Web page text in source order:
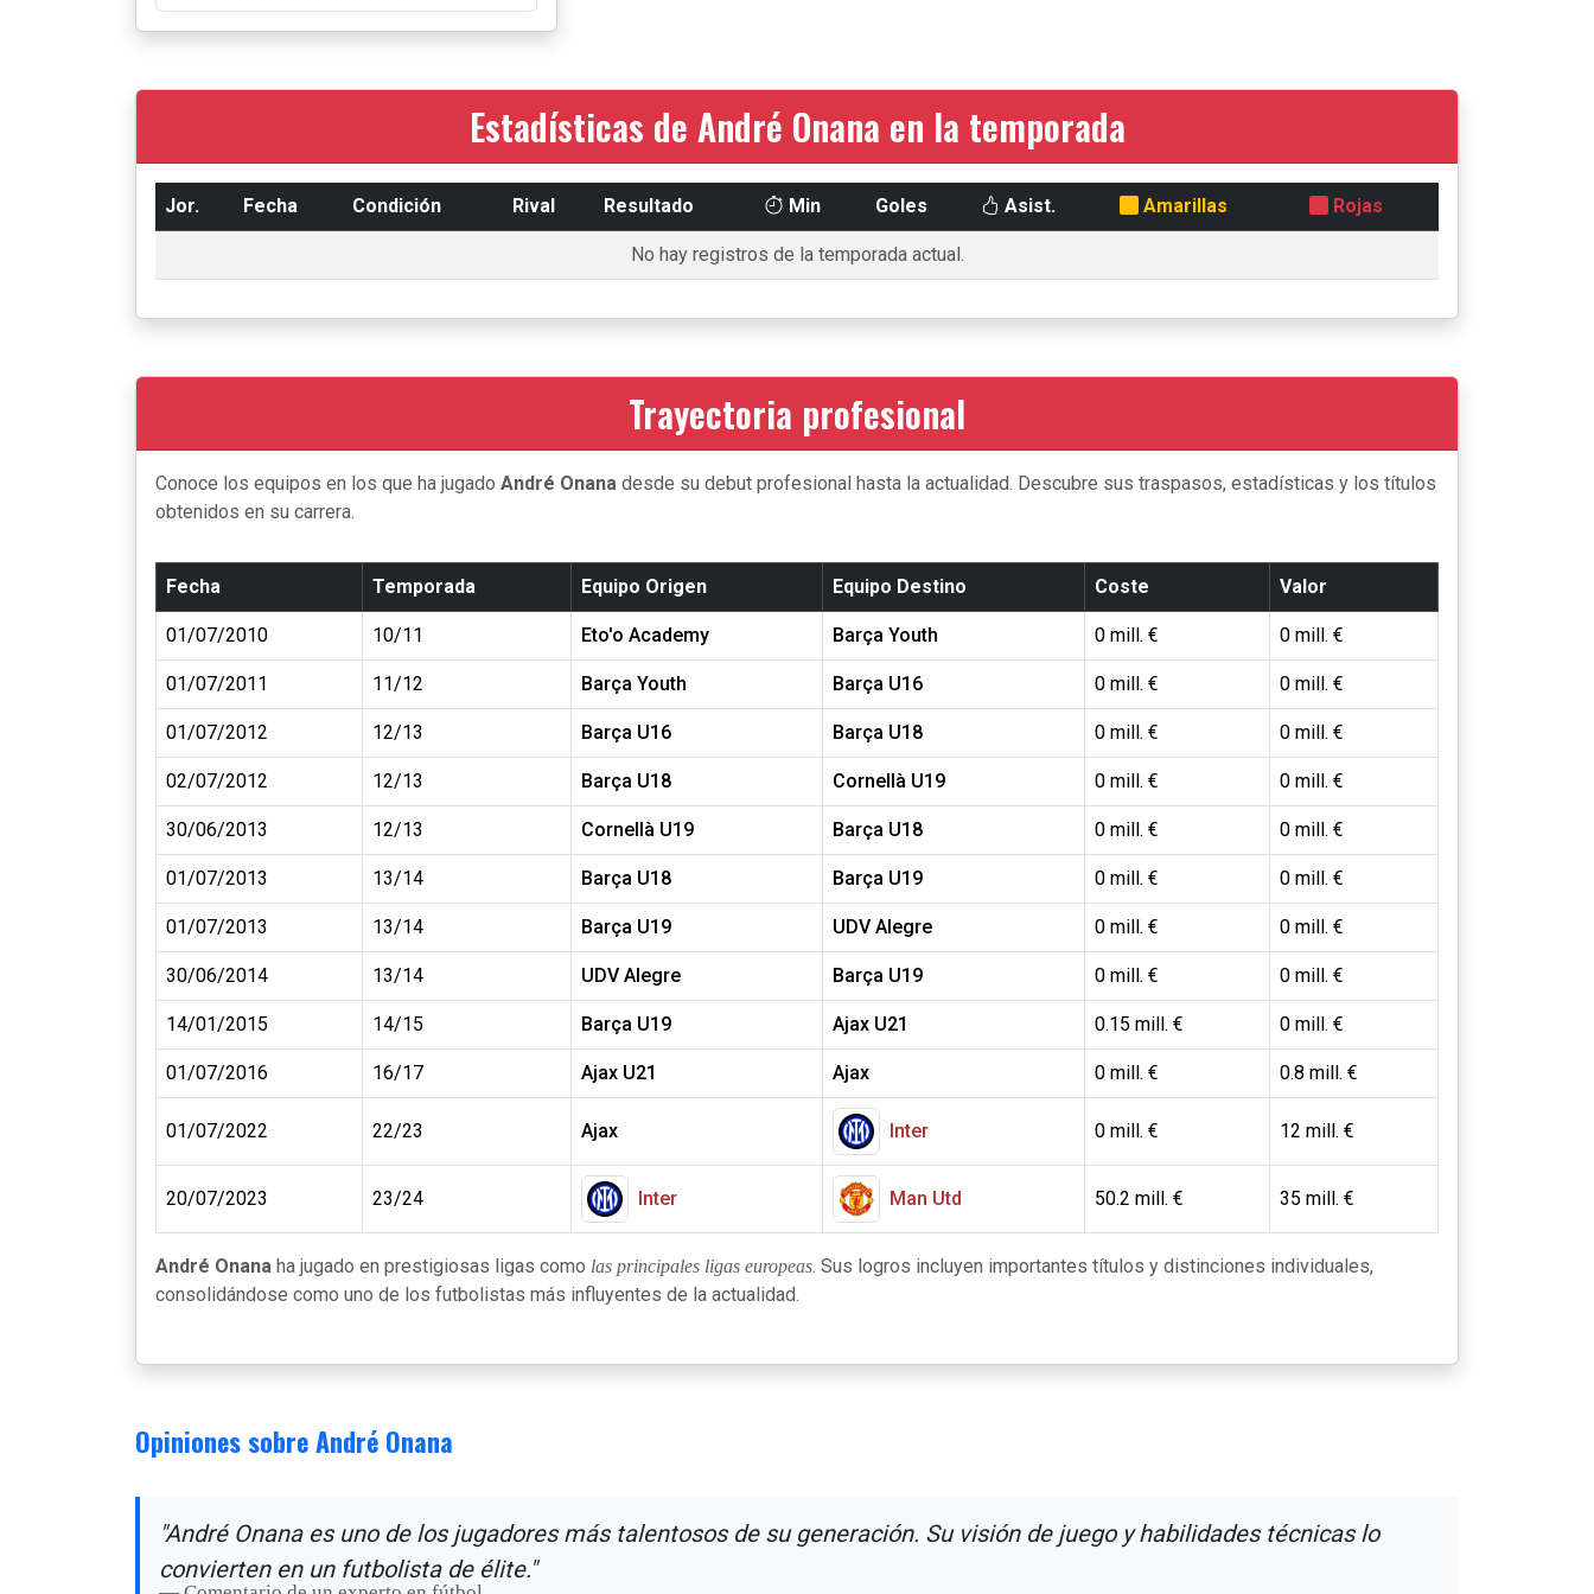
Estadísticas de André Onana en la temporada
Jor. Fecha Condición Rival Resultado Min Goles Asist. Amarillas Rojas
No hay registros de la temporada actual.
Trayectoria profesional
Conoce los equipos en los que ha jugado André Onana desde su debut profesional hasta la actualidad. Descubre sus traspasos, estadísticas y los títulos
obtenidos en su carrera.
Fecha Temporada Equipo Origen Equipo Destino Coste Valor
01/07/2010 10/11 Eto'o Academy Barça Youth 0 mill. € 0 mill. €
01/07/2011 11/12 Barça Youth Barça U16 0 mill. € 0 mill. €
01/07/2012 12/13 Barça U16 Barça U18 0 mill. € 0 mill. €
02/07/2012 12/13 Barça U18 Cornellà U19 0 mill. € 0 mill. €
30/06/2013 12/13 Cornellà U19 Barça U18 0 mill. € 0 mill. €
01/07/2013 13/14 Barça U18 Barça U19 0 mill. € 0 mill. €
01/07/2013 13/14 Barça U19 UDV Alegre 0 mill. € 0 mill. €
30/06/2014 13/14 UDV Alegre Barça U19 0 mill. € 0 mill. €
14/01/2015 14/15 Barça U19 Ajax U21 0.15 mill. € 0 mill. €
01/07/2016 16/17 Ajax U21 Ajax 0 mill. € 0.8 mill. €
01/07/2022 22/23 Ajax Inter 0 mill. € 12 mill. €
20/07/2023 23/24 Inter Man Utd 50.2 mill. € 35 mill. €
André Onana ha jugado en prestigiosas ligas como las principales ligas europeas. Sus logros incluyen importantes títulos y distinciones individuales,
consolidándose como uno de los futbolistas más influyentes de la actualidad.
Opiniones sobre André Onana
"André Onana es uno de los jugadores más talentosos de su generación. Su visión de juego y habilidades técnicas lo
convierten en un futbolista de élite."